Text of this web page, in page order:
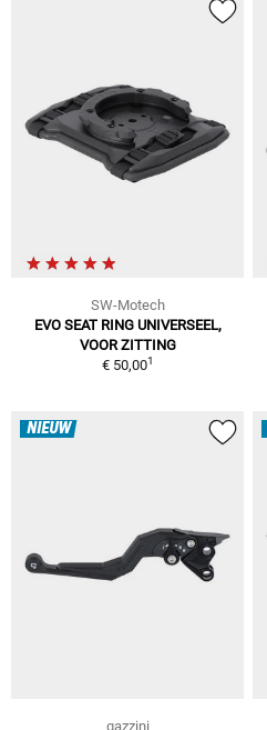
SW-Motech
EVO SEAT RING UNIVERSEEL,
VOOR ZITTING
€ 50,001
NIEUW
gazzini